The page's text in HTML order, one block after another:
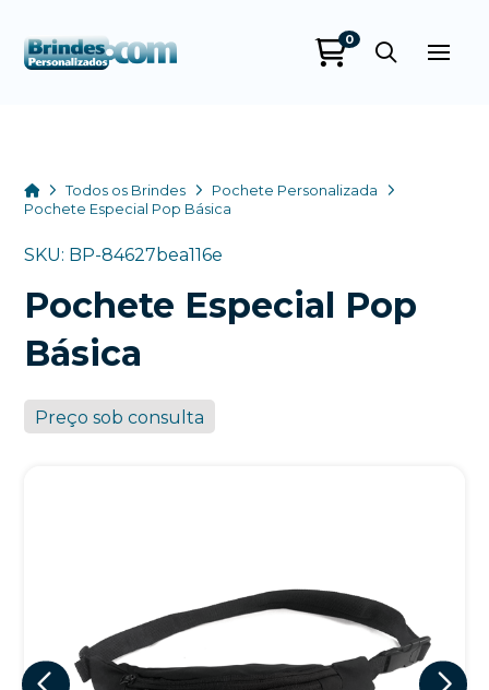
0
HomeTodos os Brindes
Pochete Personalizada
Pochete Especial Pop Básica
SKU: BP-84627bea116e
Pochete Especial Pop
Básica
Preço sob consulta
+55
Eu concordo em receber comunicações.
A nossa empresa está comprometida a proteger e respeitar
sua privacidade, utilizaremos seus dados apenas para fins
de marketing. Você pode alterar suas preferências a
qualquer momento.